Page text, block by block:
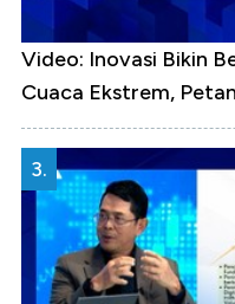
Video: Inovasi Bikin
Cuaca Ekstrem,
3.